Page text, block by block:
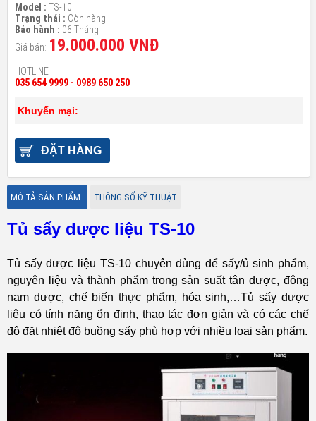
Model : TS-10
Trạng thái : Còn hàng
Bảo hành : 06 Tháng
Giá bán: 19.000.000 VNĐ
HOTLINE
035 654 9999 - 0989 650 250
Khuyến mại:
ĐẶT HÀNG
MÔ TẢ SẢN PHẨM THÔNG SỐ KỸ THUẬT
Tủ sấy dược liệu TS-10
Tủ sấy dược liệu TS-10 chuyên dùng để sấy/ủ sinh phẩm,
nguyên liệu và thành phẩm trong sản suất tân dược, đông
nam dược, chế biến thực phẩm, hóa sinh,…Tủ sấy dược
liệu có tính năng ổn định, thao tác đơn giản và có các chế
độ đặt nhiệt độ buồng sấy phù hợp với nhiều loại sản phẩm.